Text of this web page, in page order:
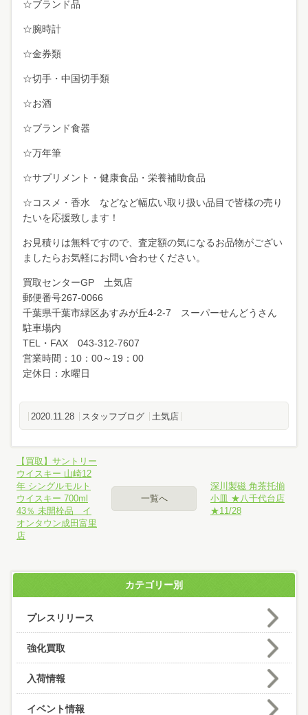
☆ブランド品
☆腕時計
☆金券類
☆切手・中国切手類
☆お酒
☆ブランド食器
☆万年筆
☆サプリメント・健康食品・栄養補助食品
☆コスメ・香水 などなど幅広い取り扱い品目で皆様の売り
たいを応援致します！
お見積りは無料ですので、査定額の気になるお品物がござい
ましたらお気軽にお問い合わせください。
買取センターGP 土気店
郵便番号267-0066
千葉県千葉市緑区あすみが丘4-2-7 スーパーせんどうさん
駐車場内
TEL・FAX 043-312-7607
営業時間：10：00～19：00
定休日：水曜日
2020.11.28 スタッフブログ 土気店
【買取】サントリー
ウイスキー 山崎12
年 シングルモルト
ウイスキー 700ml
43％ 未開栓品 イ
オンタウン成田富里
店
一覧へ
深川製磁 角茶托揃
小皿 ★八千代台店
★11/28
カテゴリー別
プレスリリース
強化買取
入荷情報
イベント情報